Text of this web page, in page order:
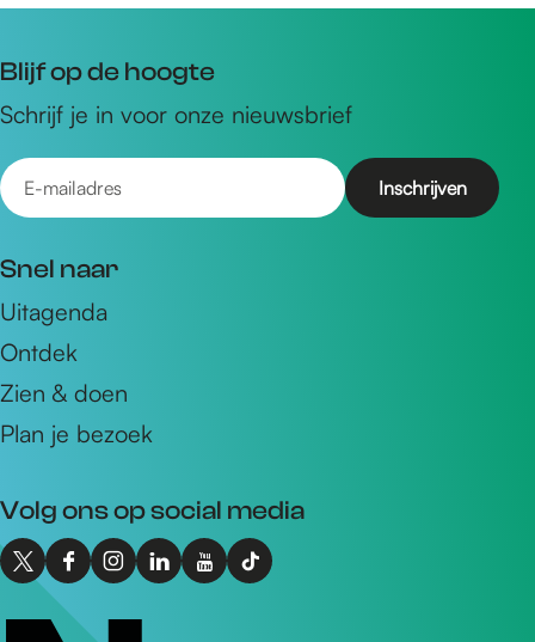
Blijf op de hoogte
Schrijf je in voor onze nieuwsbrief
E
-
a
i
l
a
d
e
Snel naar
Uitagenda
Ontdek
Zien & doen
Plan je bezoek
Volg ons op social media
X
F
a
I
L
Y
T